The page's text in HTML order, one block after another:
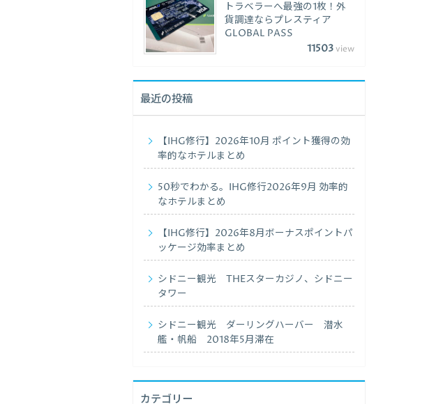
トラベラーへ最強の1枚！外
貨調達ならプレスティア
GLOBAL PASS
11503view
最近の投稿
【IHG修行】2026年10月 ポイント獲得の効
率的なホテルまとめ
50秒でわかる。IHG修行2026年9月 効率的
なホテルまとめ
【IHG修行】2026年8月ボーナスポイントパ
ッケージ効率まとめ
シドニー観光 THEスターカジノ、シドニー
タワー
シドニー観光 ダーリングハーバー 潜水
艦・帆船 2018年5月滞在
カテゴリー